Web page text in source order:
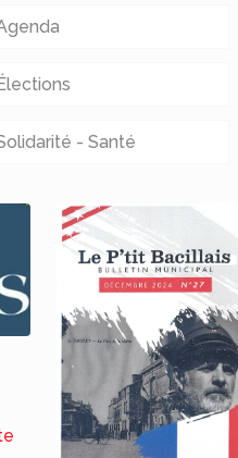
- Santé